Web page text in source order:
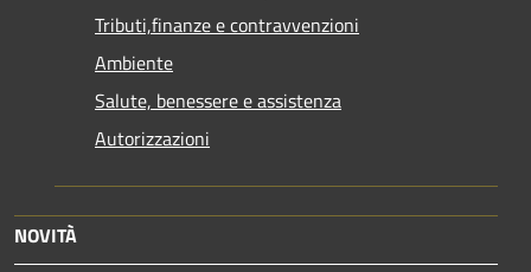
Tributi,finanze e contravvenzioni
Ambiente
Salute, benessere e assistenza
Autorizzazioni
NOVITÀ